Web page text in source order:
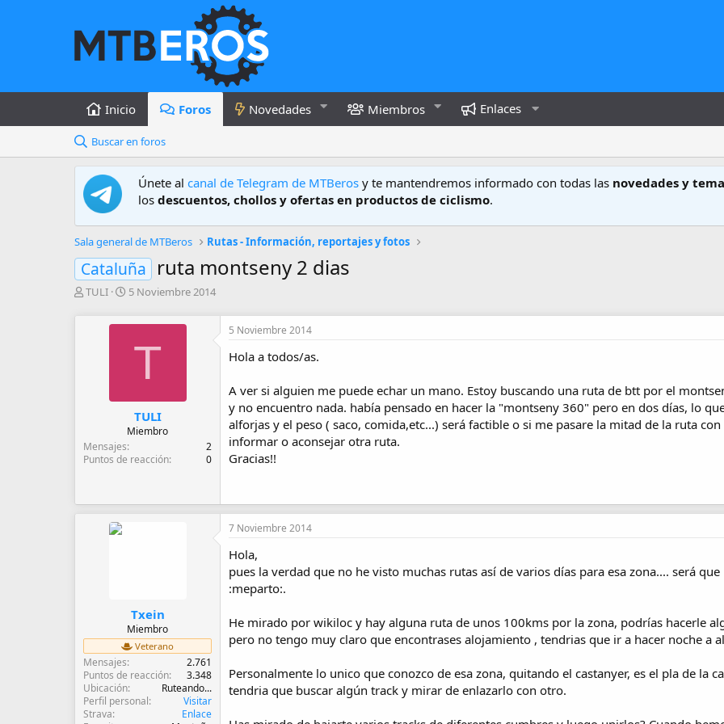
Inicio Foros Novedades Miembros Enlaces
Buscar en foros
Únete al canal de Telegram de MTBeros y te mantendremos informado con todas las novedades y
los descuentos, chollos y ofertas en productos de ciclismo.
Sala general de MTBeros Rutas - Información, reportajes y fotos
Cataluña ruta montseny 2 dias
A
TULI
F
c
i
o
5 Noviembre 2014
T
TULI
Miembro
Mensajes
2
Puntos de reacción
0
5 Noviembre 2014
Hola a todos/as.
A ver si alguien me puede echar un mano. Estoy buscando una ruta de btt por el
y no encuentro nada. había pensado en hacer la "montseny 360" pero en dos días, lo
alforjas y el peso ( saco, comida,etc...) será factible o si me pasare la mitad de la ruta
informar o aconsejar otra ruta.
Gracias!!
Txein
Miembro
Veterano
Mensajes
2.761
Puntos de reacción
3.348
Ubicación
Ruteando...
Perfil personal
Visitar
Strava
Enlace
7 Noviembre 2014
Hola,
pues la verdad que no he visto muchas rutas así de varios días para esa zona.... será
:meparto:.
He mirado por wikiloc y hay alguna ruta de unos 100kms por la zona, podrías hacerle
pero no tengo muy claro que encontrases alojamiento , tendrias que ir a hacer noche a
Personalmente lo unico que conozco de esa zona, quitando el castanyer, es el pla de la
tendria que buscar algún track y mirar de enlazarlo con otro.